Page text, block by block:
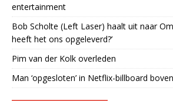
entertainment
Bob Scholte (Left Laser) haalt uit naar
heeft het ons opgeleverd?’
Pim van der Kolk overleden
Man ‘opgesloten’ in Netflix-billboard